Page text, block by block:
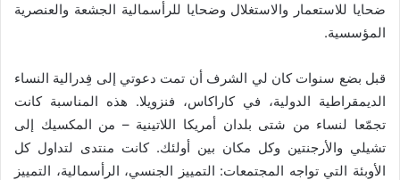
ضحايا للاستعمار والاستغلال وضحايا للرأسمالية الجشعة والعنصرية
المؤسسية.
قبل بضع سنوات كان لي الشرف أن تمت دعوتي إلى فِدرالية النساء
الديمقراطية الدولية، في كاراكاس، فنزويلا. هذه المناسبة كانت
تجمّعا لنساء من شتى بلدان أمريكا اللاتينية – من المكسيك إلى
تشيلي والأرجنتين وكل مكان بين أولئك. كانت منتدى لتداول كل
الأوبئة التي تواجه المجتمعات: التمييز الجنسي، الرأسمالية، التمييز